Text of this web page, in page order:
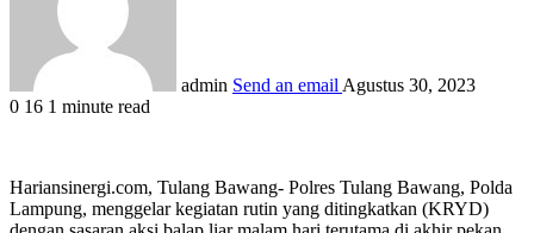
admin Send an email Agustus 30, 2023
0 16 1 minute read
Hariansinergi.com, Tulang Bawang- Polres Tulang Bawang, Polda
Lampung, menggelar kegiatan rutin yang ditingkatkan (KRYD)